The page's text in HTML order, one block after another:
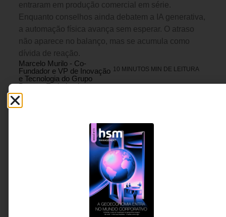
entraram em produção comercial em série.
Enquanto conselhos ainda debatem a IA generativa,
a automação física avança sem esperar. O atraso
não aparece no balanço, mas se acumula como
dívida de reação.
Marcelo Murilo - Co-
Fundador e VP de Inovação
e Tecnologia do Grupo
Benner, Embaixador e
membro do Senior Advisory
Board do Instituto
Capitalismo Consciente
Membro da Comissão ESG
da Board Academy BR.
10 MINUTOS MIN DE LEITURA